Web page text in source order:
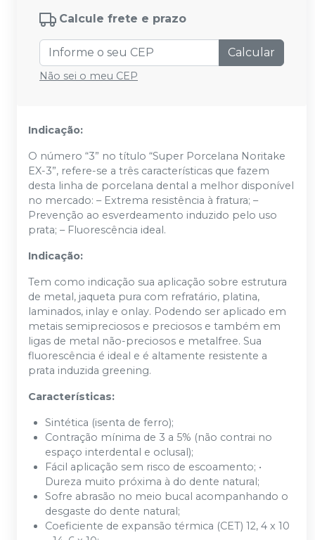
Calcule frete e prazo
Calcular
Não sei o meu CEP
Indicação:
O número “3” no título “Super Porcelana Noritake
EX-3”, refere-se a três características que fazem
desta linha de porcelana dental a melhor disponível
no mercado: – Extrema resistência à fratura; –
Prevenção ao esverdeamento induzido pelo uso
prata; – Fluorescência ideal.
Indicação:
Tem como indicação sua aplicação sobre estrutura
de metal, jaqueta pura com refratário, platina,
laminados, inlay e onlay. Podendo ser aplicado em
metais semipreciosos e preciosos e também em
ligas de metal não-preciosos e metalfree. Sua
fluorescência é ideal e é altamente resistente a
prata induzida greening.
Características:
Sintética (isenta de ferro);
Contração mínima de 3 a 5% (não contrai no
espaço interdental e oclusal);
Fácil aplicação sem risco de escoamento; •
Dureza muito próxima à do dente natural;
Sofre abrasão no meio bucal acompanhando o
desgaste do dente natural;
Coeficiente de expansão térmica (CET) 12, 4 x 10